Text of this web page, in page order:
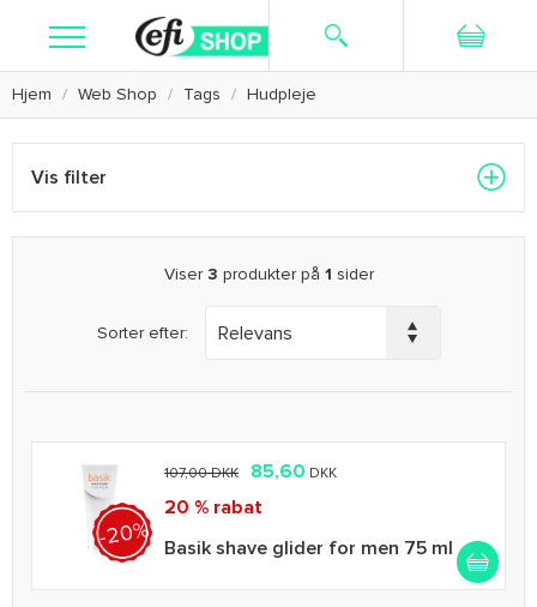
Ny bruger
Hudpleje
Kundeservice
Hjem Web Shop Tags Hudpleje
Vis filter
Viser3 produkter på 1 sider
Sorter efter:
-20%
107,00 DKK 85,60 DKK
20 % rabat
Basik shave glider for men 75 ml